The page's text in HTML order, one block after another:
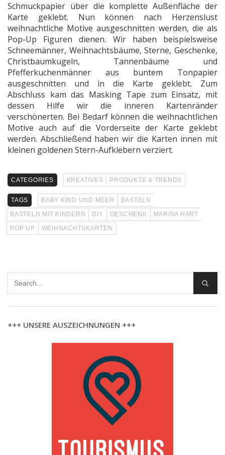
Schmuckpapier über die komplette Außenfläche der
Karte geklebt. Nun können nach Herzenslust
weihnachtliche Motive ausgeschnitten werden, die als
Pop-Up Figuren dienen. Wir haben beispielsweise
Schneemänner, Weihnachtsbäume, Sterne, Geschenke,
Christbaumkugeln, Tannenbäume und
Pfefferkuchenmänner aus buntem Tonpapier
ausgeschnitten und in die Karte geklebt. Zum
Abschluss kam das Masking Tape zum Einsatz, mit
dessen Hilfe wir die inneren Kartenränder
verschönerten. Bei Bedarf können die weihnachtlichen
Motive auch auf die Vorderseite der Karte geklebt
werden. Abschließend haben wir die Karten innen mit
kleinen goldenen Stern-Aufklebern verziert.
CATEGORIES KREATIVES PRODUKTE & TRENDS
TAGS BABY KIND UND MEER
BASTELN
BASTELN MIT KINDERN
DIY GESCHENK
MARISA HART
POP UP
WEIHNACHTSKARTEN
+++ UNSERE AUSZEICHNUNGEN +++